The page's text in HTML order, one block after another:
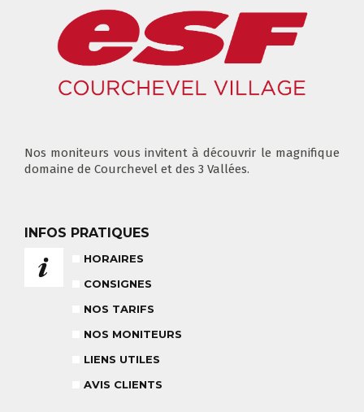
CONSIGNES
NOS TARIFS
DÉPART DES COURS
LIEUX DE RASSEMBLEMENTS
CONSEILS POUR VOTRE COURS
CLUB PIOU PIOU
COURS DE SKI ENFANTS & TEAM
COURS PRIVÉ MATIN
À PARTIR DE 400€
COURS PRIVÉ JOURNÉE
À PARTIR DE 670€
Nos moniteurs vous invitent à découvrir le magnifique
domaine de Courchevel et des 3 Vallées.
INFOS PRATIQUES
HORAIRES
CONSIGNES
NOS TARIFS
NOS MONITEURS
LIENS UTILES
AVIS CLIENTS